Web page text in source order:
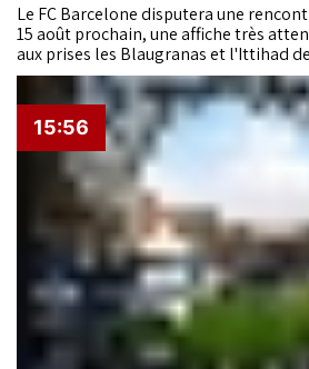
Le FC Barcelone disputera une
15 août prochain, une affiche très
aux prises les Blaugranas et l'Ittihad
Grand Stade de Tanger, ce rendez-
dans le cadre de la préparation
la reprise officielle de la saison. Pour
supporters marocains, dont la passion
jamais démentie, l'événement
temps forts sportifs de l'été 2026
15:56